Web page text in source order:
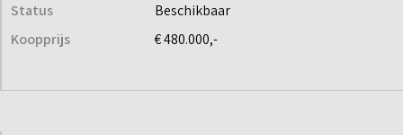
vindt u De Floreen. Met een verhoogde majestueuze entree
aan het Wetterplein.
Status
Beschikbaar
Koopprijs
€ 480.000,-